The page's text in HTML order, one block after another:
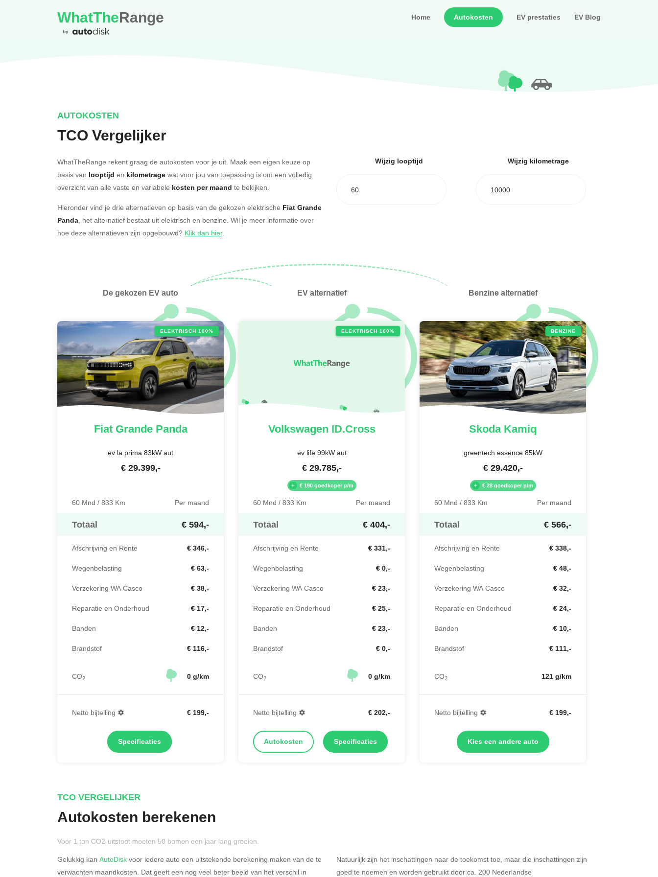
WhatTheRange
by
Home Autokosten EV prestaties EV Blog
AUTOKOSTEN
TCO Vergelijker
WhatTheRange rekent graag de autokosten voor je uit. Maak een eigen keuze op
basis van looptijd en kilometrage wat voor jou van toepassing is om een volledig
overzicht van alle vaste en variabele kosten per maand te bekijken.
Hieronder vind je drie alternatieven op basis van de gekozen elektrische Fiat Grande
Panda, het alternatief bestaat uit elektrisch en benzine. Wil je meer informatie over
hoe deze alternatieven zijn opgebouwd? Klik dan hier.
Wijzig looptijd
60
Wijzig kilometrage
10000
De gekozen EV auto
ELEKTRISCH 100%
FiatGrande Panda
ev la prima 83kW aut
€ 29.399,-
60 Mnd / 833 Km Per maand
Totaal € 594,-
Afschrijving en Rente € 346,-
Wegenbelasting € 63,-
Verzekering WA Casco € 38,-
Reparatie en Onderhoud € 17,-
Banden € 12,-
Brandstof € 116,-
CO2 0 g/km
Netto bijtelling € 199,-
Specificaties
EV alternatief
ELEKTRISCH 100%
Volkswagen ID.Cross
ev life 99kW aut
€ 29.785,-
€ 190 goedkoper p/m
60 Mnd / 833 Km Per maand
Totaal € 404,-
Afschrijving en Rente € 331,-
Wegenbelasting € 0,-
Verzekering WA Casco € 23,-
Reparatie en Onderhoud € 25,-
Banden € 23,-
Brandstof € 0,-
CO2 0 g/km
Netto bijtelling € 202,-
Autokosten Specificaties
Benzine alternatief
BENZINE
SkodaKamiq
greentech essence 85kW
€ 29.420,-
€ 28 goedkoper p/m
60 Mnd / 833 Km Per maand
Totaal € 566,-
Afschrijving en Rente € 338,-
Wegenbelasting € 48,-
Verzekering WA Casco € 32,-
Reparatie en Onderhoud € 24,-
Banden € 10,-
Brandstof € 111,-
CO2 121 g/km
Netto bijtelling € 199,-
Kies een andere auto
Merken op basis van segment
TCO VERGELIJKER
Autokosten berekenen
Voor 1 ton CO2-uitstoot moeten 50 bomen een jaar lang groeien.
Gelukkig kan AutoDisk voor iedere auto een uitstekende berekening maken van de te
verwachten maandkosten. Dat geeft een nog veel beter beeld van het verschil in
Natuurlijk zijn het inschattingen naar de toekomst toe, maar die inschattingen zijn
goed te noemen en worden gebruikt door ca. 200 Nederlandse